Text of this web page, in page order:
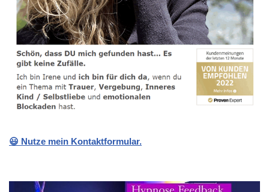
😃 Nutze mein Kontaktformular.